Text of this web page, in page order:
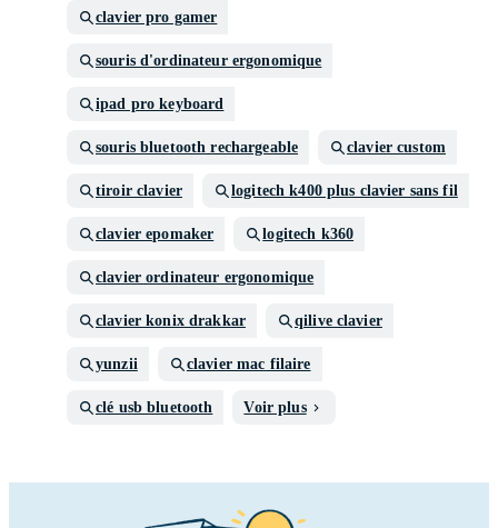
clavier pro gamer
souris d'ordinateur ergonomique
ipad pro keyboard
souris bluetooth rechargeable clavier custom
tiroir clavier logitech k400 plus clavier sans fil
clavier epomaker logitech k360
clavier ordinateur ergonomique
clavier konix drakkar qilive clavier
yunzii clavier mac filaire
clé usb bluetooth Voir plus